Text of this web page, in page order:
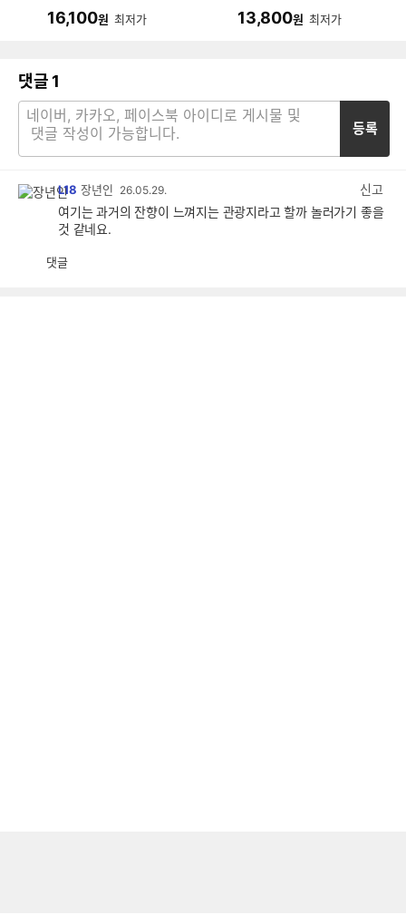
16,100원 최저가 13,800원 최저가
댓글 1
등록
L18 장년인 26.05.29.
신고
여기는 과거의 잔향이 느껴지는 관광지라고 할까 놀러가기 좋을
것 같네요.
댓글